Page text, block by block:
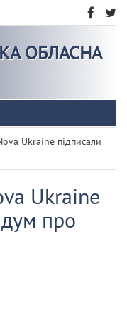
ОБЛАСНА
Ukraine підписали
Ukraine
про